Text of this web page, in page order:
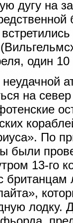
дугу на
один
на
По
были
13-го
британцам
лодку.